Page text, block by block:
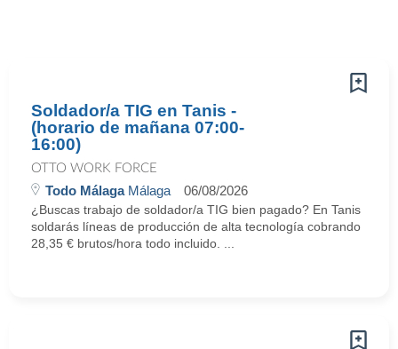
Soldador/a TIG en Tanis -
(horario de mañana 07:00-
16:00)
OTTO WORK FORCE
Todo MálagaMálaga 06/08/2026
¿Buscas trabajo de soldador/a TIG bien pagado? En Tanis
soldarás líneas de producción de alta tecnología cobrando
28,35 € brutos/hora todo incluido. ...